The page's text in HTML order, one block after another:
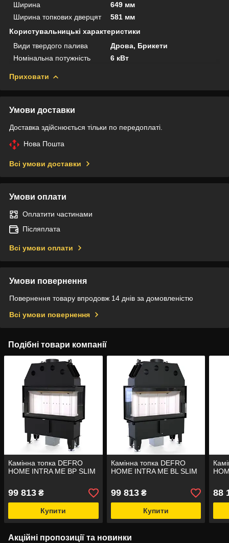
Ширина
649 мм
Ширина топкових дверцят
581 мм
Користувальницькі характеристики
Види твердого палива
Дрова, Брикети
Номінальна потужність
6 кВт
Приховати
Умови доставки
Доставка здійснюється тільки по передоплаті.
Нова Пошта
Всі умови доставки
Умови оплати
Оплатити частинами
Післяплата
Всі умови оплати
Умови повернення
Повернення товару впродовж 14 днів за домовленістю
Всі умови повернення
Подібні товари компанії
Камінна топка DEFRO
HOME INTRA ME BP SLIM
99 813 ₴
Купити
Камінна топка DEFRO
HOME INTRA ME BL SLIM
99 813₴
Купити
88
Акційні пропозиції та новинки